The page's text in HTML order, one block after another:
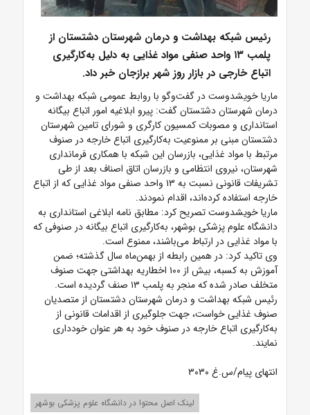
رئیس شبکه بهداشت و درمان شهرستان دشتستان از
پلمب ۱۳ واحد صنفی مواد غذایی به دلیل به‌کارگیری
اتباع خارجی در بازار روز شهر برازجان خبر داد.
ماریا خویشدوست در گفت‌وگو با روابط عمومی شبکه بهداشت و
درمان شهرستان دشتستان گفت: پیرو ابلاغیه امور اتباع بیگانه
استانداری و مصوبات کمسیون کارگری و شورای تامین شهرستان
دشتستان مبنی بر ممنوعیت به‌کارگیری اتباع خارجه در صنوف
مرتبط با مواد غذایی، بازرسان این شبکه با همکاری فرمانداری
شهرستان، نیروی انتظامی و بازرسان اتاق اصناف بعد از طی
تشریفات قانونی نسبت به ۱۳ واحد صنفی مواد غذایی که از اتباع
خارجه استفاده کرده‌اند، اقدام نمودند.
ماریا خویشدوست تصریح کرد: مطابق نامه ابلاغی استانداری به
دانشگاه علوم پزشکی بوشهر، به‌کارگیری اتباع بیگانه در صنوفی که
با مواد غذایی در ارتباط می‌باشند، ممنوع است.
وی تاکید کرد: در همین رابطه از بهمن‌ماه سال گذشته؛ ضمن
آموزش به کسبه، بیش از ۱۰۰ اخطاریه بهداشتی جهت صنوف
متخلف صادر شده که منجر به پلمب ۱۳ صنف گردیده است.
رئیس شبکه بهداشت و درمان شهرستان دشتستان از متصدیان
صنوف غذایی خواست، جهت جلوگیری از اقدامات قانونی از
به‌کارگیری اتباع خارجه در صنوف خود به هر عنوان خودداری
نمایند.
انتهای پیام/س.غ ۳۰۳۰
لینک اصل محتوا در دانشگاه علوم پزشکی بوشهر